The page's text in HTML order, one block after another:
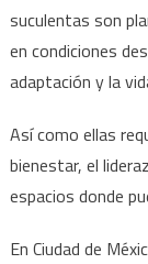
suculentas son
en condiciones
adaptación y la
Así como ellas
bienestar, el
espacios donde
En Ciudad de